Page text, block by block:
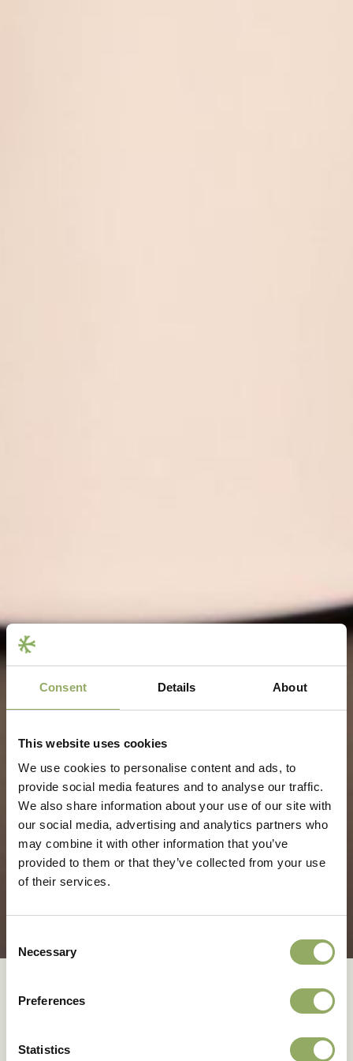
Consent Details About
This website uses cookies
We use cookies to personalise content and ads, to
provide social media features and to analyse our traffic.
We also share information about your use of our site with
our social media, advertising and analytics partners who
may combine it with other information that you’ve
provided to them or that they’ve collected from your use
of their services.
Selection
Necessary
Preferences
Statistics
blooming
happiness